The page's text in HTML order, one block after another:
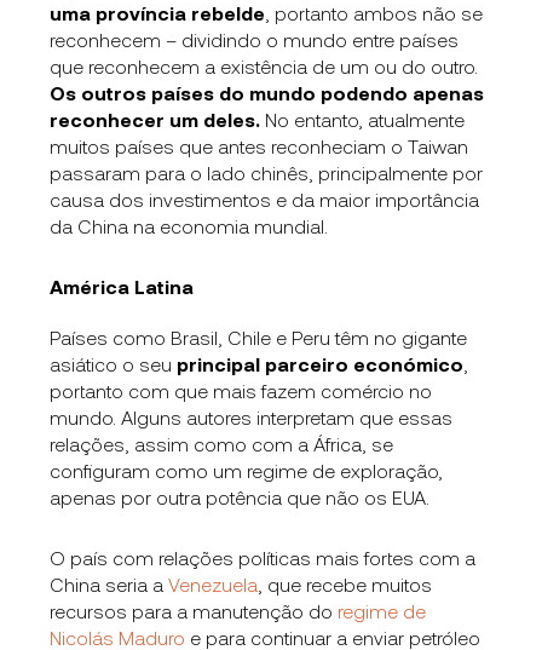
uma província rebelde , portanto ambos não se
reconhecem – dividindo o mundo entre países
que reconhecem a existência de um ou do outro.
Os outros países do mundo podendo apenas
reconhecer um deles. No entanto, atualmente
muitos países que antes reconheciam o Taiwan
passaram para o lado chinês, principalmente por
causa dos investimentos e da maior importância
da China na economia mundial.
América Latina
Países como Brasil, Chile e Peru têm no gigante
asiático o seu principal parceiro económico
portanto com que mais fazem comércio no
mundo. Alguns autores interpretam que essas
relações, assim como com a África, se
configuram como um regime de exploração,
apenas por outra potência que não os EUA.
O país com relações políticas mais fortes com a
China seria aVenezuela , que recebe muitos
recursos para a manutenção do regime de
Nicolás Maduro e para continuar a enviar petróleo